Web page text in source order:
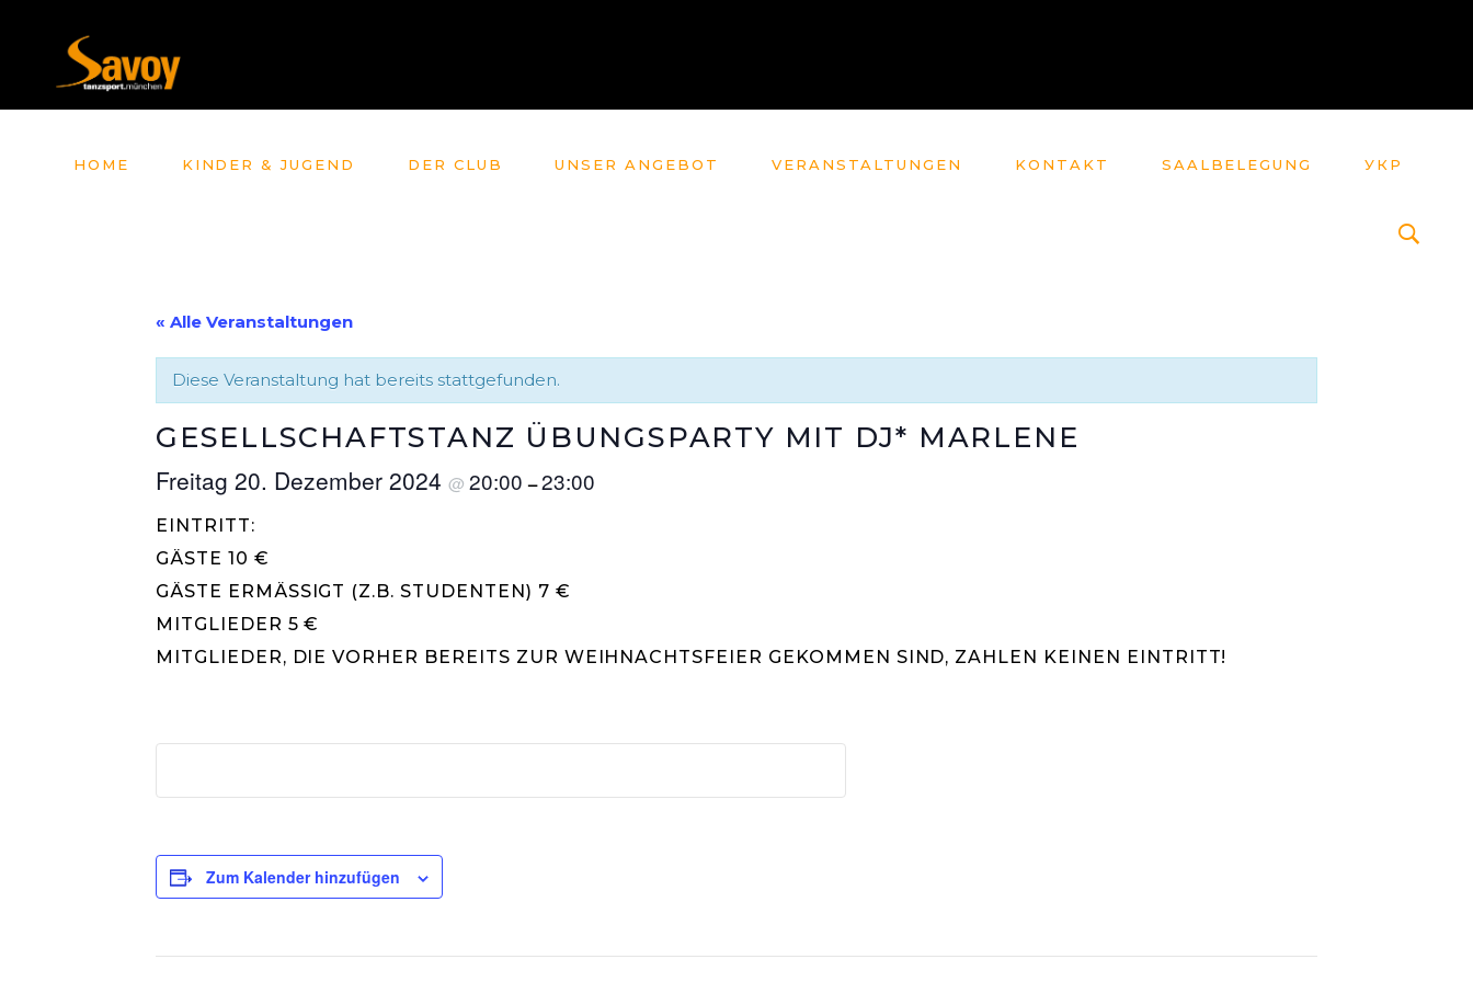
HOME KINDER & JUGEND DER CLUB UNSER ANGEBOT VERANSTALTUNGEN KONTAKT SAALBELEGUNG УКР
« Alle Veranstaltungen
Diese Veranstaltung hat bereits stattgefunden.
GESELLSCHAFTSTANZ ÜBUNGSPARTY MIT DJ* MARLENE
Freitag 20. Dezember 2024 @ 20:00–23:00
EINTRITT:
GÄSTE 10 €
GÄSTE ERMÄSSIGT (Z.B. STUDENTEN) 7 €
MITGLIEDER 5 €
MITGLIEDER, DIE VORHER BEREITS ZUR WEIHNACHTSFEIER GEKOMMEN SIND, ZAHLEN KEINEN EINTRITT!
Zum Kalender hinzufügen